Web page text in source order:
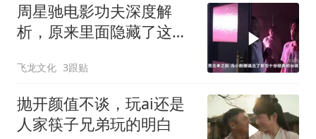
周星驰电影功夫深度解
析，原来里面隐藏了这么
飞龙文化 3跟贴
抛开颜值不谈，玩ai还是
人家筷子兄弟玩的明白